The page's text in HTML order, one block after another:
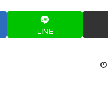
LINE